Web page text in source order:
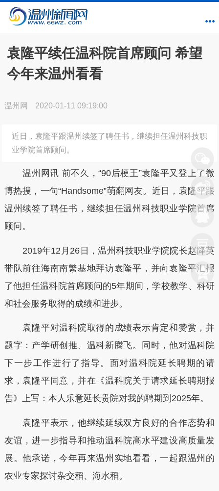
袁隆平续任温科院首席顾问 希望
今年来温州看看
温州网 2020-01-11 09:19:00
近日，袁隆平跟温州续签了聘任书，继续担任温州科技职
业学院首席顾问。
温州网讯 前不久，“90后梗王”袁隆平又登上了微
博热搜，一句“Handsome”萌翻网友。近日，袁隆平跟
温州续签了聘任书，继续担任温州科技职业学院首席
顾问。
2019年12月26日，温州科技职业学院院长赵降英
带队前往海南南繁基地拜访袁隆平，并向袁隆平汇报
了他担任温科院首席顾问的5年期间，学校教学、科研
和社会服务取得的成绩和进步。
袁隆平对温科院取得的成绩表示肯定和赞赏，并
题字：产学研创推、温科新腾飞。同时，他对温科院
下一步工作进行了指导。面对温科院延长聘期的请
求，袁隆平同意，并在《温科院关于请求延长聘期报
告》上写：本人乐意延长贵院对我的聘期到2025年。
袁隆平表示，他继续延续双方良好的合作态势和
友谊，进一步指导和推动温科院高水平建设高质量发
展。他承诺，今年再来温州实地看看，一起跟温州的
农业专家探讨杂交稻、海水稻。